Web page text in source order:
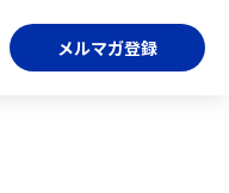
メルマガ登録